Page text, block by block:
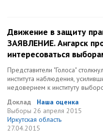
Движение в защиту
ЗАЯВЛЕНИЕ. Ангарск
интересоваться
Представители "Голоса"
института наблюдения,
недоверием к институту
Доклад
Наша оценка
Выборы 26 апреля 2015
Иркутская область
27.04.2015